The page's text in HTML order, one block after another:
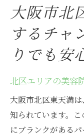
大阪市北
するチャ
りでも安
北区エリアの美容
大阪市北区東天満
知られています。
にブランクがある